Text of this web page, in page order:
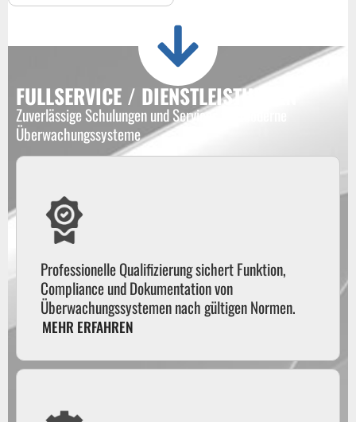
FULLSERVICE / DIENSTLEISTUNGEN
Zuverlässige Schulungen und Services für moderne
Überwachungssysteme
Professionelle Qualifizierung sichert Funktion,
Compliance und Dokumentation von
Überwachungssystemen nach gültigen Normen.
MEHR ERFAHREN